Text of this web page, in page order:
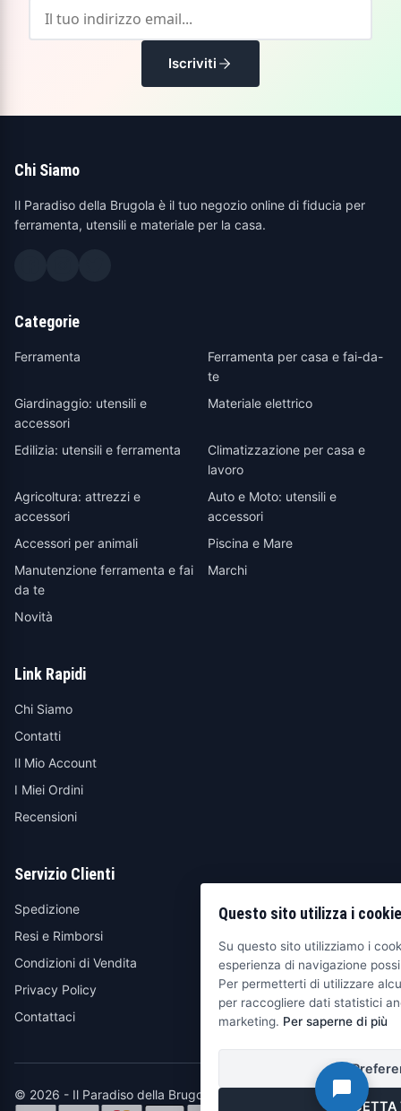
Iscriviti
Chi Siamo
Il Paradiso della Brugola è il tuo negozio online di fiducia per
ferramenta, utensili e materiale per la casa.
Categorie
Ferramenta
Ferramenta per casa e fai-da-
te
Giardinaggio: utensili e
accessori
Materiale elettrico
Edilizia: utensili e ferramenta
Climatizzazione per casa e
lavoro
Agricoltura: attrezzi e
accessori
Auto e Moto: utensili e
accessori
Accessori per animali
Piscina e Mare
Manutenzione ferramenta e fai
da te
Marchi
Novità
Link Rapidi
Chi Siamo
Contatti
Il Mio Account
I Miei Ordini
Recensioni
Servizio Clienti
Spedizione
Resi e Rimborsi
Condizioni di Vendita
Privacy Policy
Contattaci
© 2026 - Il Paradiso della Brugola
Questo sito utilizza i cookie
Su questo sito utilizziamo i
esperienza di navigazione
Per permetterti di utilizzare
per raccogliere dati statistici
marketing. Per saperne di più